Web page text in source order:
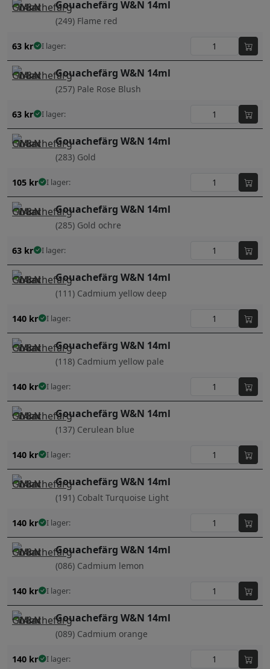
Gouachefärg W&N 14ml
(249) Flame red
63 kr I lager:
Gouachefärg W&N 14ml
(257) Pale Rose Blush
63 kr I lager:
Gouachefärg W&N 14ml
(283) Gold
105 kr I lager:
Gouachefärg W&N 14ml
(285) Gold ochre
63 kr I lager:
Gouachefärg W&N 14ml
(111) Cadmium yellow deep
140 kr I lager:
Gouachefärg W&N 14ml
(118) Cadmium yellow pale
140 kr I lager:
Gouachefärg W&N 14ml
(137) Cerulean blue
140 kr I lager:
Gouachefärg W&N 14ml
(191) Cobalt Turquoise Light
140 kr I lager:
Gouachefärg W&N 14ml
(086) Cadmium lemon
140 kr I lager:
Gouachefärg W&N 14ml
(089) Cadmium orange
140 kr I lager: